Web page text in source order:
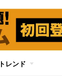
トレンド